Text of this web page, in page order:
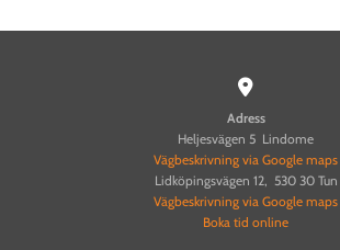

Adress
Heljesvägen 5 Lindome
Vägbeskrivning via Google maps
Lidköpingsvägen 12, 530 30 Tun
Vägbeskrivning via Google maps
Boka tid online